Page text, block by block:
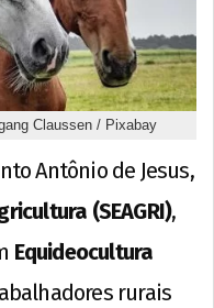
Claussen / Pixabay
Antônio de Jesus,
(SEAGRI),
Equideocultura
rurais